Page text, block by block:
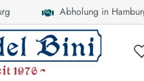
Abholung in